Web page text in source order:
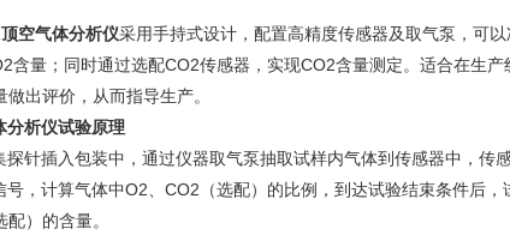
顶空气体分析仪采用手持式设计，配置高精度传感器及取气泵，可
含量；同时通过选配CO2传感器，实现CO2含量测定。适合在生
做出评价，从而指导生产。
分析仪试验原理
探针插入包装中，通过仪器取气泵抽取试样内气体到传感器中，传
号，计算气体中O2、CO2（选配）的比例，到达试验结束条件后
配）的含量。